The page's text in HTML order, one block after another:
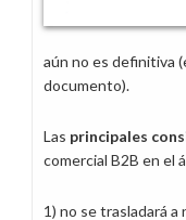
aún no es definitiva
documento).
Las principales
comercial B2B en el
1) no se trasladará